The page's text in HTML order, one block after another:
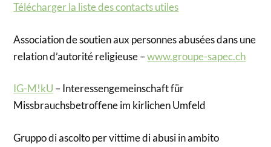
Télécharger la liste des contacts utiles
Association de soutien aux personnes abusées dans une
relation d’autorité religieuse –www.groupe-sapec.ch
IG-M!kU – Interessengemeinschaft für
Missbrauchsbetroffene im kirlichen Umfeld
Gruppo di ascolto per vittime di abusi in ambito